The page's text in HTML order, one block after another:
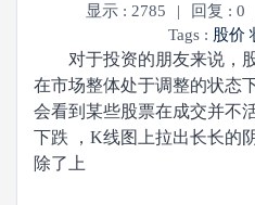
显示 : 2785 | 回复 : 0
Tags : 股价
对于投资的朋友来说，股
在市场整体处于调整的状态
会看到某些股票在成交并不
下跌 ，K线图上拉出长长的
除了上